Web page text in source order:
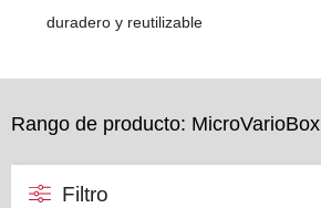
duradero y reutilizable
Rango de producto: MicroVarioBox
Filtro